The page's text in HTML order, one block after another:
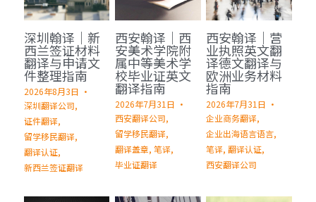
深圳翰译｜新
西兰签证材料
翻译与申请文
件整理指南
2026年8月3日 ·
深圳翻译公司,
证件翻译,
留学移民翻译,
翻译认证,
新西兰签证翻译
西安翰译｜西
安美术学院附
属中等美术学
校毕业证英文
翻译指南
2026年7月31日 ·
西安翻译公司,
留学移民翻译,
翻译盖章, 笔译,
毕业证翻译
西安翰译｜营
业执照英文翻
译德文翻译与
欧洲业务材料
指南
2026年7月31日 ·
企业商务翻译,
企业出海语言语言,
笔译, 翻译认证,
西安翻译公司